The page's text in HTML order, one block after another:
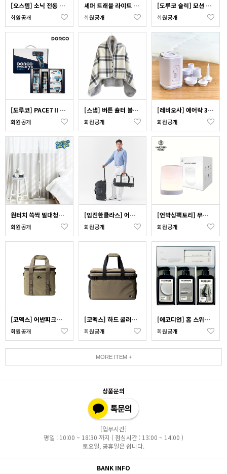
[오스템] 소닉 전동 칫솔 (WO-103)
회원공개
셰퍼 트래블 라이트 웨건 SS-J6005
회원공개
[도루코 슬릭] 모션 핸들면도기 특판세트(쇼핑백포함)
회원공개
[도루코] PACE7 II 프레쉬 특판기획세트 1호
회원공개
[스냅] 버튼 숄터 블랭킷
회원공개
[레비오사] 에어락 3in1 무선 진공 압출팩 세트 LEVI-19ST
회원공개
원터치 쓱싹 밀대청소기 (청소포60장 포함)
회원공개
[임진한클라스] 어썸블 골프 보스턴백 3종세트 LJH-C01_색상 택1
회원공개
[언박싱팩토리] 무선 LED 아이방 충전식 수유등 간접 미니 터치 무드등
회원공개
[코멕스] 어반피크닉 하이브리드 쿨러백 12L_색상 택1
회원공개
[코멕스] 하드 쿨러백 36L
회원공개
[에코디언] 홈 스위트 집들이 선물세트 5종
회원공개
MORE ITEM +
상품문의
[업무시간]
평일 : 10:00 ~ 18:30 까지 ( 점심시간 : 13:00 ~ 14:00 )
토요일, 공휴일은 쉽니다.
BANK INFO